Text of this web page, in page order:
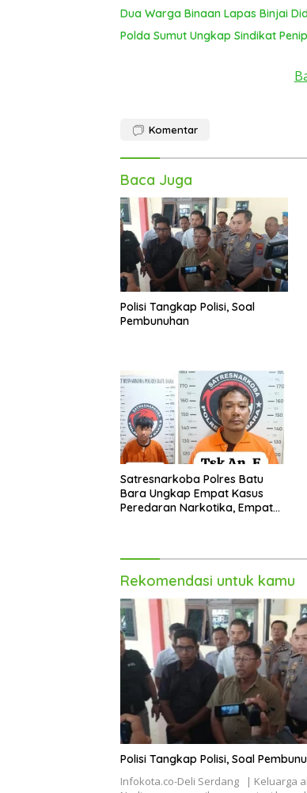
Dua Warga Binaan Lapas Binjai
Polda Sumut Ungkap Sindikat
Komentar
Baca Juga
Polisi Tangkap Polisi, Soal
Pembunuhan
Satresnarkoba Polres Batu
Bara Ungkap Empat Kasus
Peredaran Narkotika, Empat
Rekomendasi untuk kamu
Polisi Tangkap Polisi, Soal
Infokota.co-Deli Serdang | Keluarga